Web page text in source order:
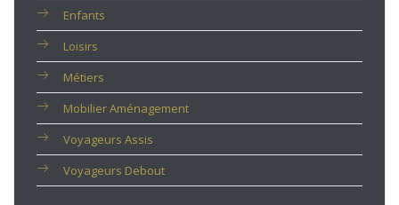
Enfants
Loisirs
Métiers
Mobilier Aménagement
Voyageurs Assis
Voyageurs Debout